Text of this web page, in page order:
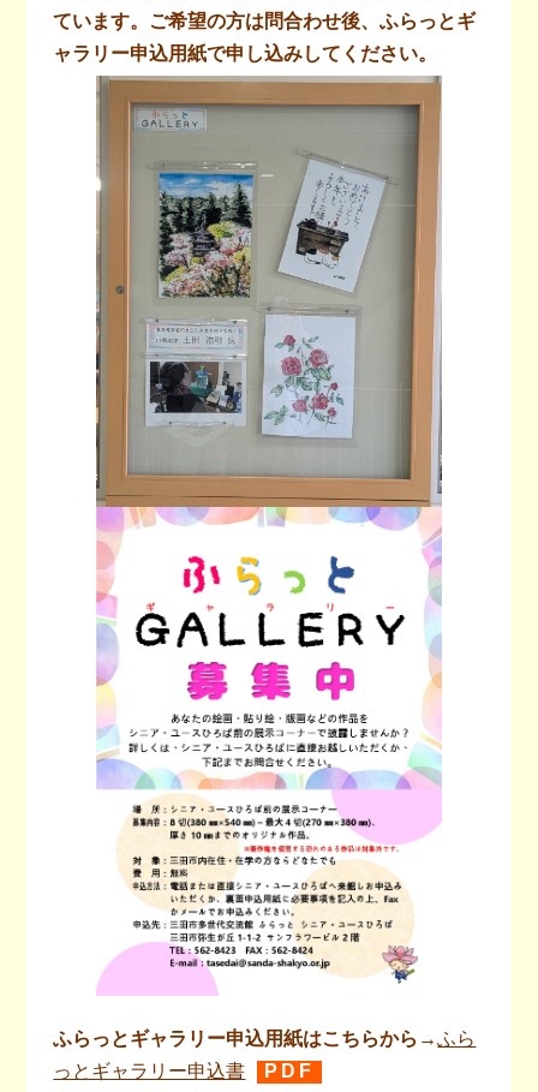
ています。ご希望の方は問合わせ後、ふらっとギ
ャラリー申込用紙で申し込みしてください。
ふらっとギャラリー申込用紙はこちらから→ふら
っとギャラリー申込書
PDF